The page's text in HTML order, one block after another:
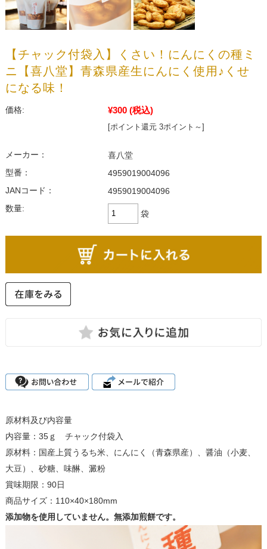
【チャック付袋入】くさい！にんにくの種ミ
ニ【喜八堂】青森県産生にんにく使用♪くせ
になる味！
価格: ¥300 (税込)
[ポイント還元 3ポイント～]
メーカー：
喜八堂
型番：
4959019004096
JANコード：
4959019004096
数量:
袋
原材料及び内容量
内容量：35ｇ チャック付袋入
原材料：国産上質うるち米、にんにく（青森県産）、醤油（小麦、
大豆）、砂糖、味醂、澱粉
賞味期限：90日
商品サイズ：110×40×180mm
添加物を使用していません。無添加煎餅です。